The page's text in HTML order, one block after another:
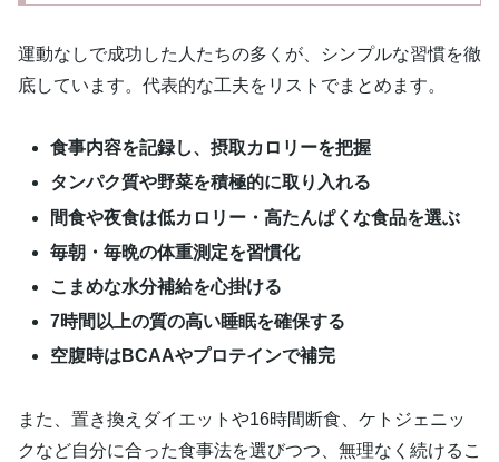
運動なしで成功した人たちの多くが、シンプルな習慣を徹
底しています。代表的な工夫をリストでまとめます。
食事内容を記録し、摂取カロリーを把握
タンパク質や野菜を積極的に取り入れる
間食や夜食は低カロリー・高たんぱくな食品を選ぶ
毎朝・毎晩の体重測定を習慣化
こまめな水分補給を心掛ける
7時間以上の質の高い睡眠を確保する
空腹時はBCAAやプロテインで補完
また、置き換えダイエットや16時間断食、ケトジェニッ
クなど自分に合った食事法を選びつつ、無理なく続けるこ